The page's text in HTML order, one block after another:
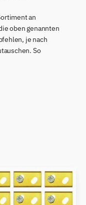
an
oben genannten
je nach
So